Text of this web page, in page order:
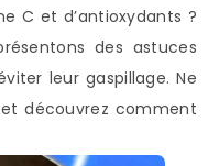
C et d’antioxydants ?
des astuces
leur gaspillage. Ne
découvrez comment